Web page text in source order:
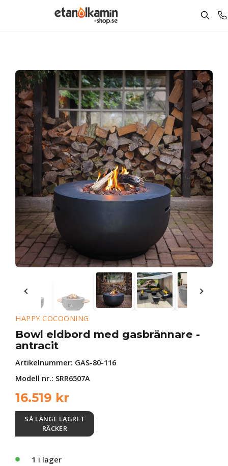
HAPPY COCOONING
Bowl eldbord med gasbrännare -
antracit
Artikelnummer: GAS-80-116
Modell nr.: SRR6507A
16.519 kr
SÅ LÄNGE LAGRET
RÄCKER
1 i lager